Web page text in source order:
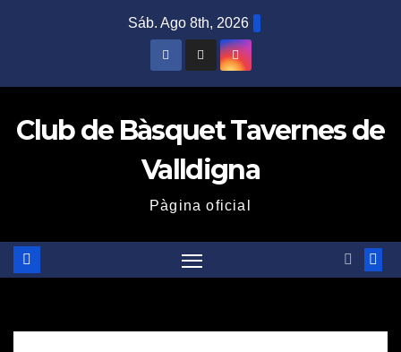
Sáb. Ago 8th, 2026
Club de Bàsquet Tavernes de
Valldigna
Pàgina oficial